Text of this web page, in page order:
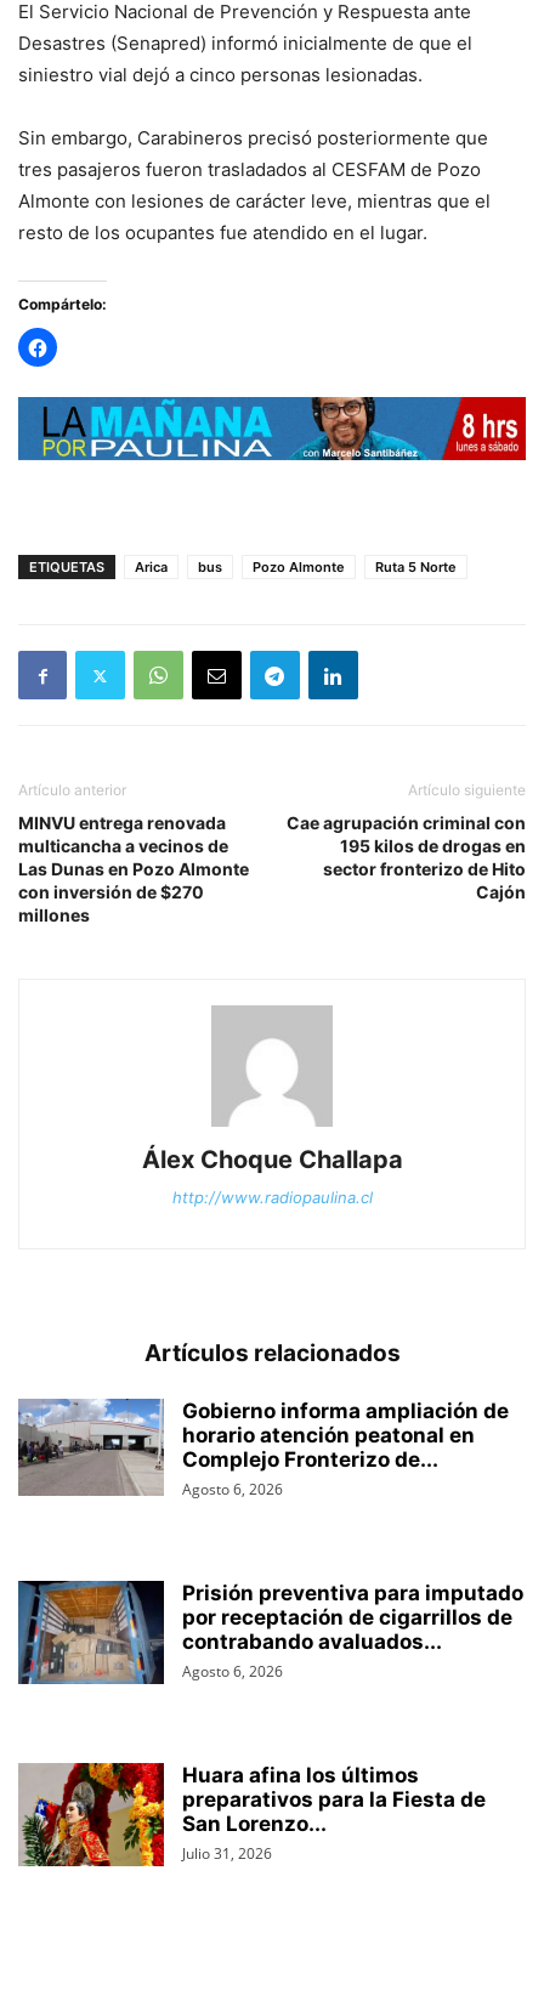
El Servicio Nacional de Prevención y Respuesta ante
Desastres (Senapred) informó inicialmente de que el
siniestro vial dejó a cinco personas lesionadas.
Sin embargo, Carabineros precisó posteriormente que
tres pasajeros fueron trasladados al CESFAM de Pozo
Almonte con lesiones de carácter leve, mientras que el
resto de los ocupantes fue atendido en el lugar.
Compártelo:
ETIQUETAS Arica bus Pozo Almonte Ruta 5 Norte
Artículo anterior
MINVU entrega renovada
multicancha a vecinos de
Las Dunas en Pozo Almonte
con inversión de $270
millones
Artículo siguiente
Cae agrupación criminal con
195 kilos de drogas en
sector fronterizo de Hito
Cajón
Álex Choque Challapa
http://www.radiopaulina.cl
Artículos relacionados
Gobierno informa ampliación de
horario atención peatonal en
Complejo Fronterizo de...
Agosto 6, 2026
Prisión preventiva para imputado
por receptación de cigarrillos de
contrabando avaluados...
Agosto 6, 2026
Huara afina los últimos
preparativos para la Fiesta de
San Lorenzo...
Julio 31, 2026